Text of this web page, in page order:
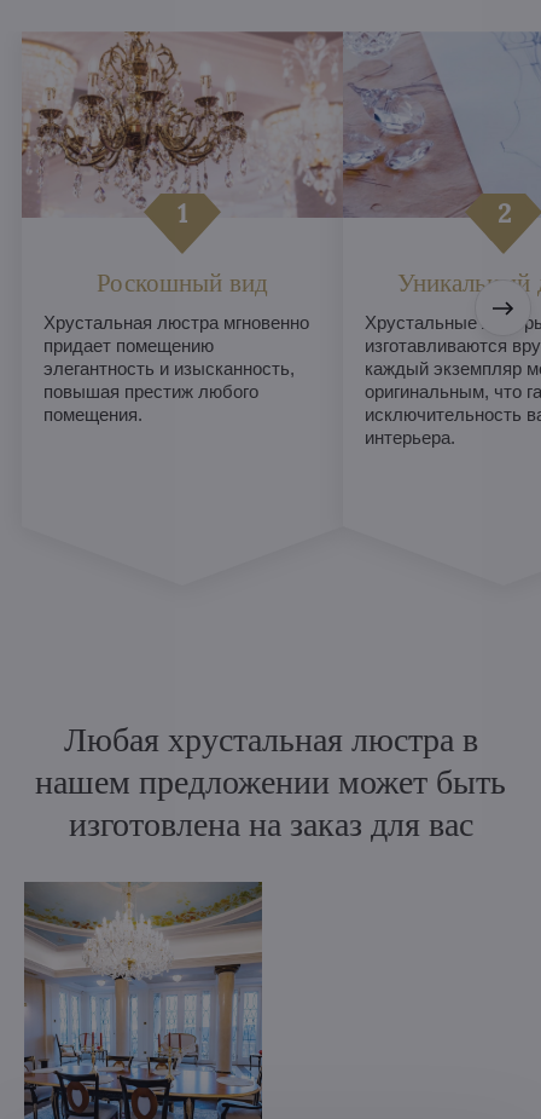
Роскошный вид
Хрустальная люстра мгновенно
придает помещению
элегантность и изысканность,
повышая престиж любого
помещения.
Уникальный
Хрустальные
изготавливаются
каждый экземпляр
оригинальным, что
исключительность
интерьера.
Любая хрустальная люстра в
нашем предложении может быть
изготовлена на заказ для вас